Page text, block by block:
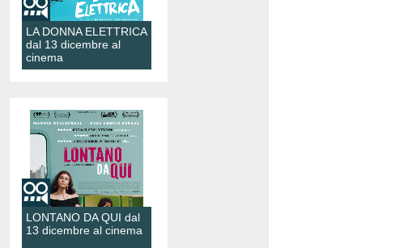
LA DONNA ELETTRICA
dal 13 dicembre al
cinema
LONTANO DA QUI dal
13 dicembre al cinema